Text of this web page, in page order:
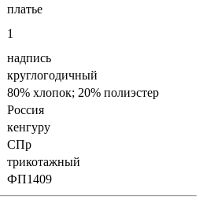
платье
1
надпись
круглогодичный
80% хлопок; 20% полиэстер
Россия
кенгуру
СПр
трикотажный
ФП1409